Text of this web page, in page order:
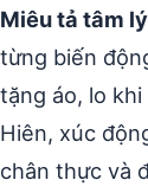
Miêu tả tâm
từng biến
tặng áo, lo
Hiên, xúc
chân thực và